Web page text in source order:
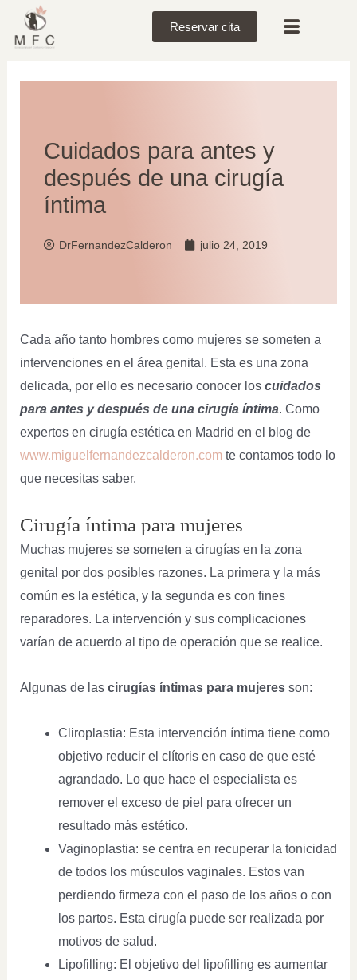
Reservar cita
Cuidados para antes y
después de una cirugía
íntima
DrFernandezCalderon julio 24, 2019
Cada año tanto hombres como mujeres se someten a
intervenciones en el área genital. Esta es una zona
delicada, por ello es necesario conocer los cuidados
para antes y después de una cirugía íntima. Como
expertos en cirugía estética en Madrid en el blog de
www.miguelfernandezcalderon.comte contamos todo lo
que necesitas saber.
Cirugía íntima para mujeres
Muchas mujeres se someten a cirugías en la zona
genital por dos posibles razones. La primera y la más
común es la estética, y la segunda es con fines
reparadores. La intervención y sus complicaciones
varían de acuerdo al tipo de operación que se realice.
Algunas de las cirugías íntimas para mujeresson:
Cliroplastia: Esta intervención íntima tiene como
objetivo reducir el clítoris en caso de que esté
agrandado. Lo que hace el especialista es
remover el exceso de piel para ofrecer un
resultado más estético.
Vaginoplastia: se centra en recuperar la tonicidad
de todos los músculos vaginales. Estos van
perdiendo firmeza con el paso de los años o con
los partos. Esta cirugía puede ser realizada por
motivos de salud.
Lipofilling: El objetivo del lipofilling es aumentar